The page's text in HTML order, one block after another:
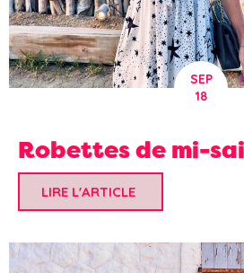
SEP
18
Robettes de mi-
LIRE L'ARTICLE